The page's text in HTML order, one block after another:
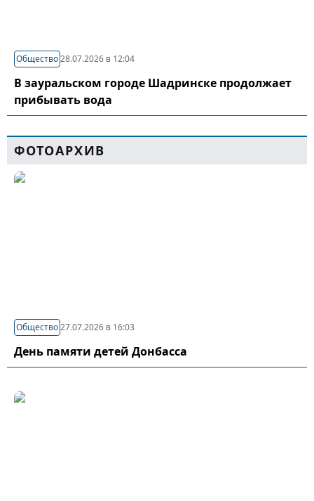
Общество28.07.2026 в 12:04
В зауральском городе Шадринске продолжает
прибывать вода
ФОТОАРХИВ
Общество27.07.2026 в 16:03
День памяти детей Донбасса